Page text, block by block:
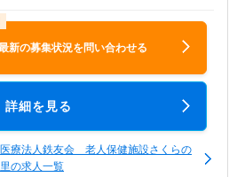
新の募集状況を問い合わせる
詳細を見る
医療法人鉄友会 老人保健施設さくらの
里の求人一覧